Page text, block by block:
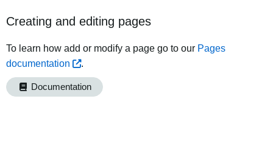
Creating and editing pages
To learn how add or modify a page go to our Pages
documentation
.
Documentation